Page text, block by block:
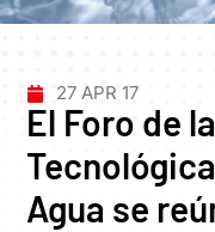
27 APR 17
El Foro de
Agua se